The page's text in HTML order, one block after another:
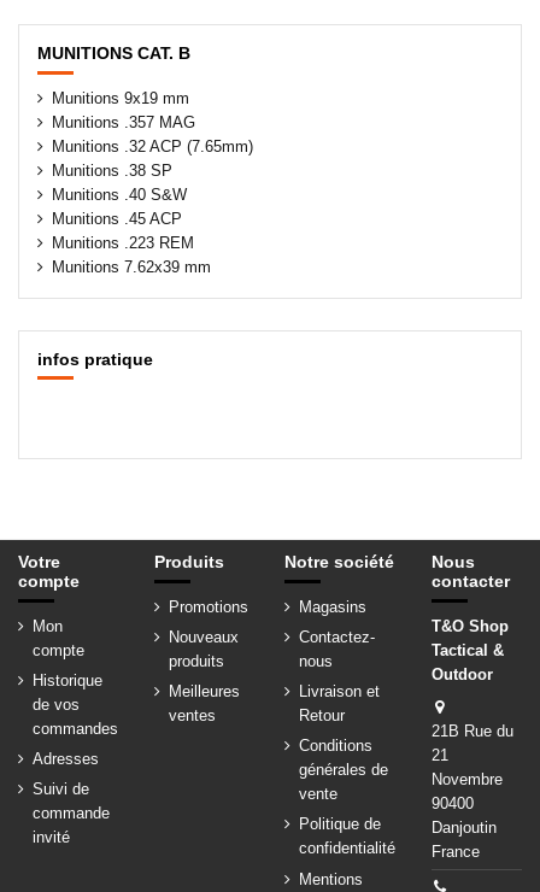
MUNITIONS CAT. B
Munitions 9x19 mm
Munitions .357 MAG
Munitions .32 ACP (7.65mm)
Munitions .38 SP
Munitions .40 S&W
Munitions .45 ACP
Munitions .223 REM
Munitions 7.62x39 mm
infos pratique
Votre
compte
Mon
compte
Historique
de vos
commandes
Adresses
Suivi de
commande
invité
Produits
Promotions
Nouveaux
produits
Meilleures
ventes
Notre société
Magasins
Contactez-
nous
Livraison et
Retour
Conditions
générales de
vente
Politique de
confidentialité
Mentions
Nous
contacter
T&O Shop
Tactical &
Outdoor
21B Rue du
21
Novembre
90400
Danjoutin
France